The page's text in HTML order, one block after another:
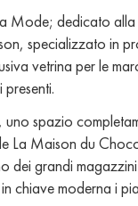
Mode; dedicato
specializzato
vetrina per le
, uno spazio
La Maison du
dei grandi
chiave moderna i